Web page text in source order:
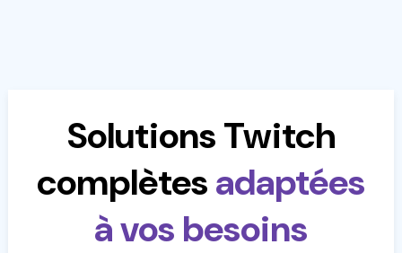
Solutions Twitch
complètesadaptées
à vos besoins